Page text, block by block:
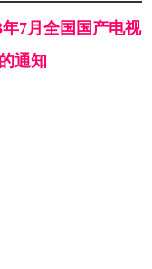
7月全国国产电视
通知